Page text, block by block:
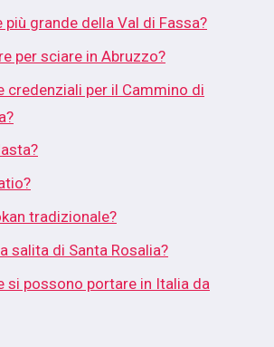
più grande della Val di Fassa?
per sciare in Abruzzo?
credenziali per il Cammino di
tradizionale?
salita di Santa Rosalia?
si possono portare in Italia da